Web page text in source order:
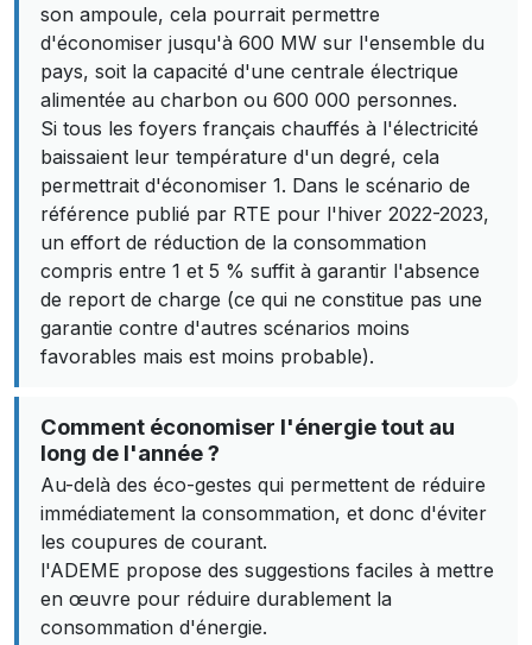
son ampoule, cela pourrait permettre
d'économiser jusqu'à 600 MW sur l'ensemble du
pays, soit la capacité d'une centrale électrique
alimentée au charbon ou 600 000 personnes.
Si tous les foyers français chauffés à l'électricité
baissaient leur température d'un degré, cela
permettrait d'économiser 1. Dans le scénario de
référence publié par RTE pour l'hiver 2022-2023,
un effort de réduction de la consommation
compris entre 1 et 5 % suffit à garantir l'absence
de report de charge (ce qui ne constitue pas une
garantie contre d'autres scénarios moins
favorables mais est moins probable).
Comment économiser l'énergie tout au
long de l'année ?
Au-delà des éco-gestes qui permettent de réduire
immédiatement la consommation, et donc d'éviter
les coupures de courant.
l'ADEME propose des suggestions faciles à mettre
en œuvre pour réduire durablement la
consommation d'énergie.